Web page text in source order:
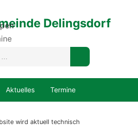
Delingsdorf
Aktuelles Termine
wird aktuell technisch